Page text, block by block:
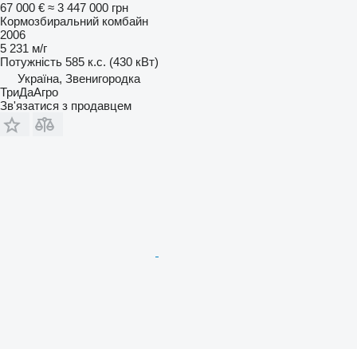
67 000 € ≈ 3 447 000 грн
Кормозбиральний комбайн
2006
5 231 м/г
Потужність 585 к.с. (430 кВт)
Україна, Звенигородка
ТриДаАгро
Зв'язатися з продавцем